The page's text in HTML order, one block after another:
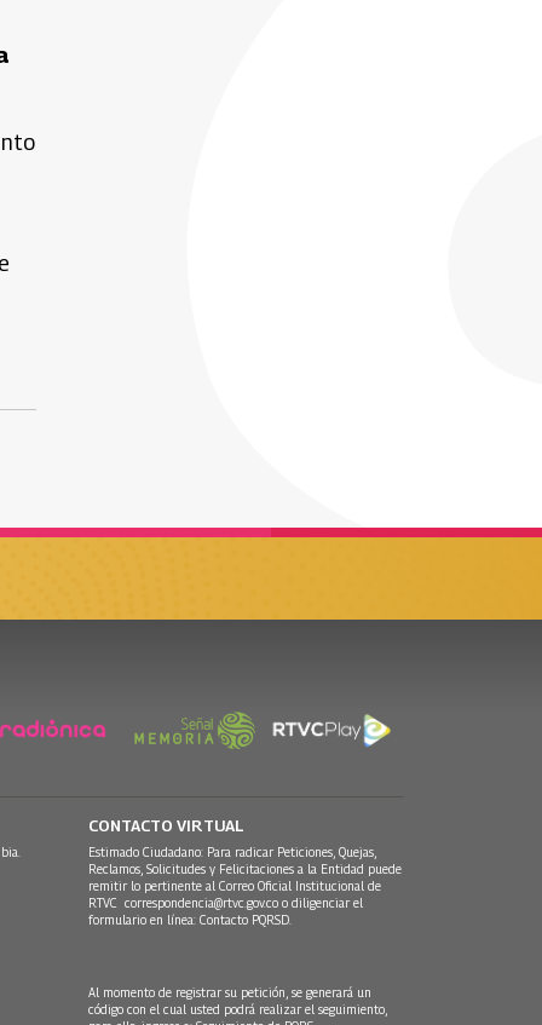
CONTACTO VIRTUAL
Estimado Ciudadano: Para radicar Peticiones, Quejas,
Reclamos, Solicitudes y Felicitaciones a la Entidad puede
remitir lo pertinente al Correo Oficial Institucional de
RTVC correspondencia@rtvc.gov.co o diligenciar el
formulario en línea: Contacto PQRSD.
Al momento de registrar su petición, se generará un
código con el cual usted podrá realizar el seguimiento,